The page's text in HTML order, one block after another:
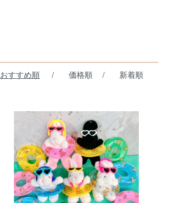
おすすめ順 / 価格順 / 新着順